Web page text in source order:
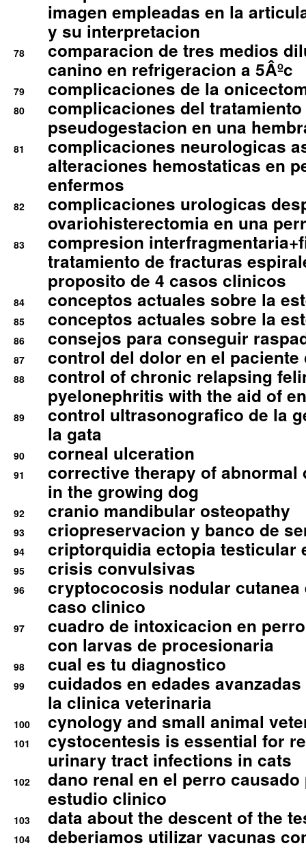
imagen empleadas en la
y su interpretacion
78
comparacion de tres medios
canino en refrigeracion a 5Âºc
79 complicaciones de la
80
complicaciones del
pseudogestacion en una
81
complicaciones neurologicas
alteraciones hemostaticas en
enfermos
82
complicaciones urologicas
ovariohisterectomia en una
83
compresion
tratamiento de fracturas
proposito de 4 casos clinicos
84 conceptos actuales sobre la
85 conceptos actuales sobre la
86 consejos para conseguir
87 control del dolor en el
88
control of chronic relapsing
pyelonephritis with the aid of
89
control ultrasonografico de la
la gata
90 corneal ulceration
91
corrective therapy of abnormal
in the growing dog
92 cranio mandibular osteopathy
93 criopreservacion y banco de
94 criptorquidia ectopia testicular
95 crisis convulsivas
96
cryptococosis nodular cutanea
caso clinico
97
cuadro de intoxicacion en
con larvas de procesionaria
98 cual es tu diagnostico
99
cuidados en edades
la clinica veterinaria
100 cynology and small animal
101
cystocentesis is essential for
urinary tract infections in cats
102
dano renal en el perro
estudio clinico
103 data about the descent of the
104
deberiamos utilizar vacunas